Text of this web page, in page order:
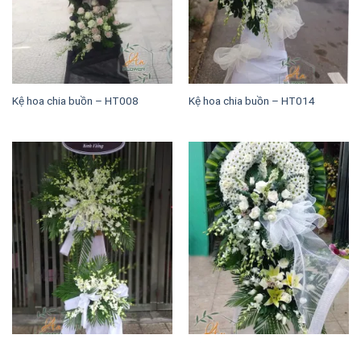
Kệ hoa chia buồn – HT008 Kệ hoa chia buồn – HT014